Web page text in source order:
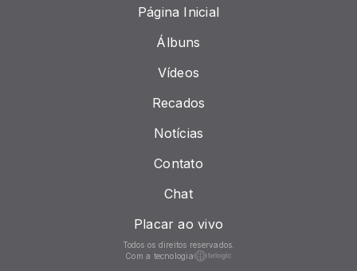
Página Inicial
Álbuns
Vídeos
Recados
Notícias
Contato
Chat
Placar ao vivo
Todos os direitos reservados.
Com a tecnologia